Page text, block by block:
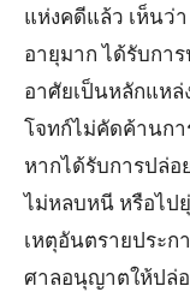
แห่งคดีแล้ว เห็นว่
อายุมาก ได้รับกา
อาศัยเป็นหลักแห
โจทก์ไม่คัดค้านกา
หากได้รับการปล่อ
ไม่หลบหนี หรือไป
เหตุอันตรายประ
ศาลอนุญาตให้ปล่